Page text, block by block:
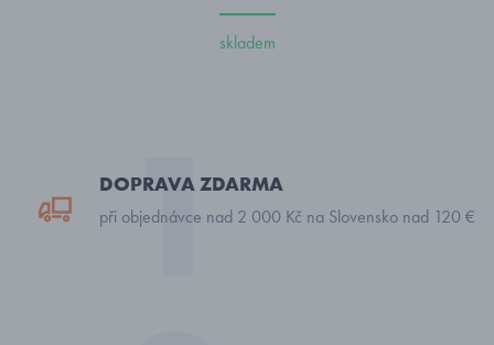
skladem
DOPRAVA ZDARMA
při objednávce nad 2 000 Kč na Slovensko nad 120 €